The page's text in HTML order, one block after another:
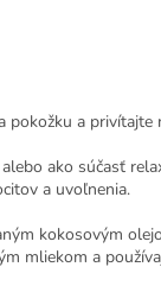
pokožku a privítajte
ako súčasť
a uvoľnenia.
kokosovým
mliekom a